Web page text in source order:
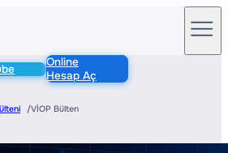
Online
Hesap Aç
/VİOP Bülten